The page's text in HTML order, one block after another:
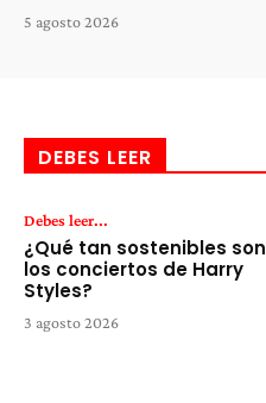
5 agosto 2026
DEBES LEER
Debes leer...
¿Qué tan sostenibles son
los conciertos de Harry
Styles?
3 agosto 2026